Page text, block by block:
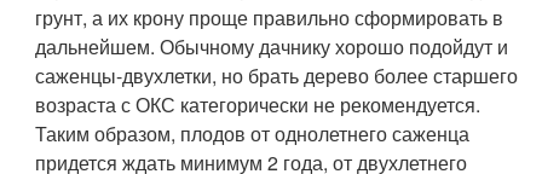
грунт, а их крону проще правильно сформировать в
дальнейшем. Обычному дачнику хорошо подойдут и
саженцы-двухлетки, но брать дерево более старшего
возраста с ОКС категорически не рекомендуется.
Таким образом, плодов от однолетнего саженца
придется ждать минимум 2 года, от двухлетнего